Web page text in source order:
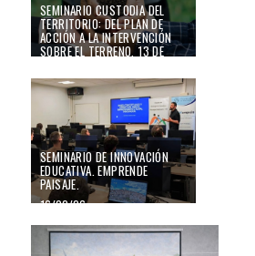
SEMINARIO CUSTODIA DEL
TERRITORIO: DEL PLAN DE
ACCIÓN A LA INTERVENCIÓN
SOBRE EL TERRENO. 13 DE
25/02/26
Seminario de Innovación educativa.
SEMINARIO DE INNOVACIÓN
EDUCATIVA. EMPRENDE
PAISAJE.
16/02/26
Seminario Emprende Paisaje. 16 de febrero